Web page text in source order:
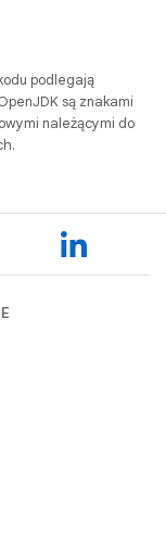
podlegają
są znakami
należącymi do